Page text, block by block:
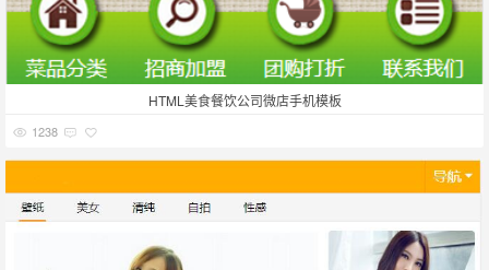
HTML美食餐饮公司微店手机模板
1238